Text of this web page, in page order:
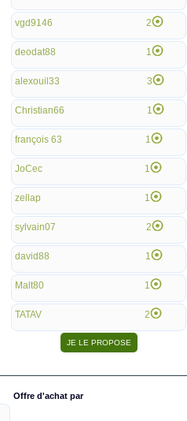
vgd9146 2
deodat88 1
alexouil33 3
Christian66 1
françois 63 1
JoCec 1
zellap 1
sylvain07 2
david88 1
Malt80 1
TATAV 2
Offre d'achat par